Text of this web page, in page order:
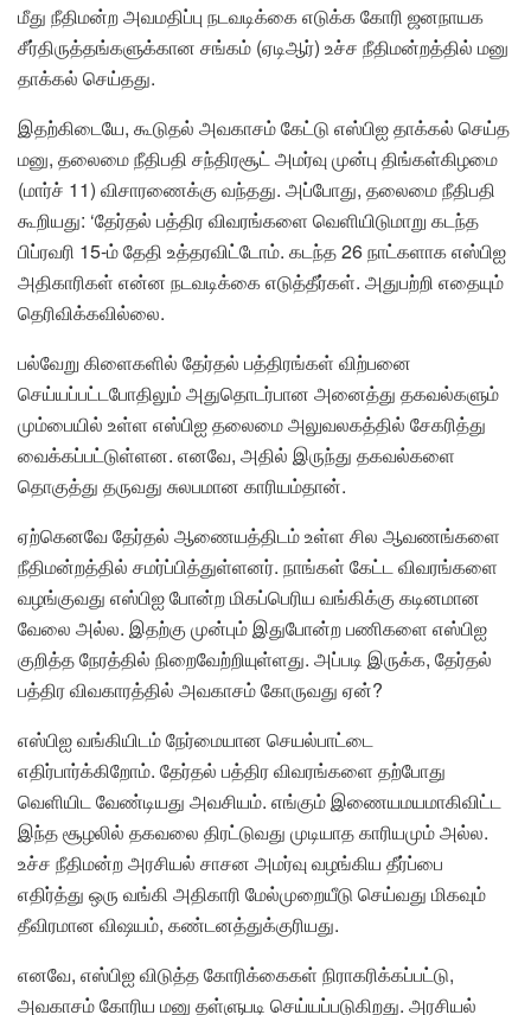
மீது நீதிமன்ற அவமதிப்பு நடவடிக்கை எடுக்க கோரி ஜனநாயக
சீர்திருத்தங்களுக்கான சங்கம் (ஏடிஆர்) உச்ச நீதிமன்றத்தில் மனு
தாக்கல் செய்தது.
இதற்கிடையே, கூடுதல் அவகாசம் கேட்டு எஸ்பிஐ தாக்கல் செய்த
மனு, தலைமை நீதிபதி சந்திரசூட் அமர்வு முன்பு திங்கள்கிழமை
(மார்ச் 11) விசாரணைக்கு வந்தது. அப்போது, தலைமை நீதிபதி
கூறியது: ‘தேர்தல் பத்திர விவரங்களை வெளியிடுமாறு கடந்த
பிப்ரவரி 15-ம் தேதி உத்தரவிட்டோம். கடந்த 26 நாட்களாக எஸ்பிஐ
அதிகாரிகள் என்ன நடவடிக்கை எடுத்தீர்கள். அதுபற்றி எதையும்
தெரிவிக்கவில்லை.
பல்வேறு கிளைகளில் தேர்தல் பத்திரங்கள் விற்பனை
செய்யப்பட்டபோதிலும் அதுதொடர்பான அனைத்து தகவல்களும்
மும்பையில் உள்ள எஸ்பிஐ தலைமை அலுவலகத்தில் சேகரித்து
வைக்கப்பட்டுள்ளன. எனவே, அதில் இருந்து தகவல்களை
தொகுத்து தருவது சுலபமான காரியம்தான்.
ஏற்கெனவே தேர்தல் ஆணையத்திடம் உள்ள சில ஆவணங்களை
நீதிமன்றத்தில் சமர்ப்பித்துள்ளனர். நாங்கள் கேட்ட விவரங்களை
வழங்குவது எஸ்பிஐ போன்ற மிகப்பெரிய வங்கிக்கு கடினமான
வேலை அல்ல. இதற்கு முன்பும் இதுபோன்ற பணிகளை எஸ்பிஐ
குறித்த நேரத்தில் நிறைவேற்றியுள்ளது. அப்படி இருக்க, தேர்தல்
பத்திர விவகாரத்தில் அவகாசம் கோருவது ஏன்?
எஸ்பிஐ வங்கியிடம் நேர்மையான செயல்பாட்டை
எதிர்பார்க்கிறோம். தேர்தல் பத்திர விவரங்களை தற்போது
வெளியிட வேண்டியது அவசியம். எங்கும் இணையமயமாகிவிட்ட
இந்த சூழலில் தகவலை திரட்டுவது முடியாத காரியமும் அல்ல.
உச்ச நீதிமன்ற அரசியல் சாசன அமர்வு வழங்கிய தீர்ப்பை
எதிர்த்து ஒரு வங்கி அதிகாரி மேல்முறையீடு செய்வது மிகவும்
தீவிரமான விஷயம், கண்டனத்துக்குரியது.
எனவே, எஸ்பிஐ விடுத்த கோரிக்கைகள் நிராகரிக்கப்பட்டு,
அவகாசம் கோரிய மனு தள்ளுபடி செய்யப்படுகிறது. அரசியல்